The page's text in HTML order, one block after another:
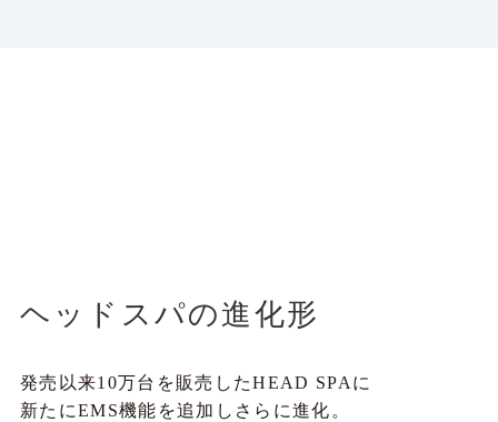
ヘッドスパの進化形
発売以来10万台を販売したHEAD SPAに
新たにEMS機能を追加しさらに進化。